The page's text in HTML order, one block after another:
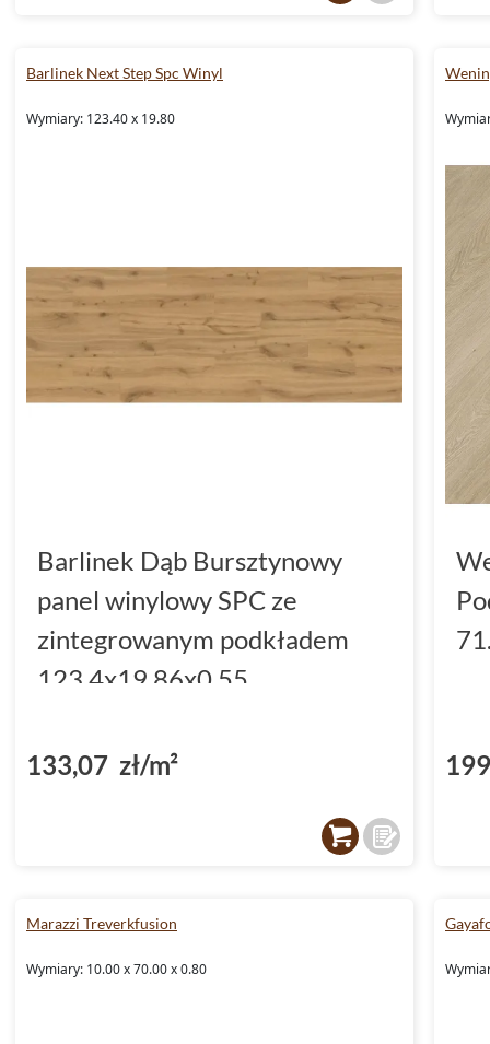
Barlinek Next Step Spc Winyl
Wymiary: 123.40 x 19.80
Barlinek Dąb Bursztynowy
panel winylowy SPC ze
zintegrowanym podkładem
123.4x19.86x0.55
133,07 zł/m²
Marazzi Treverkfusion
Wymiary: 10.00 x 70.00 x 0.80